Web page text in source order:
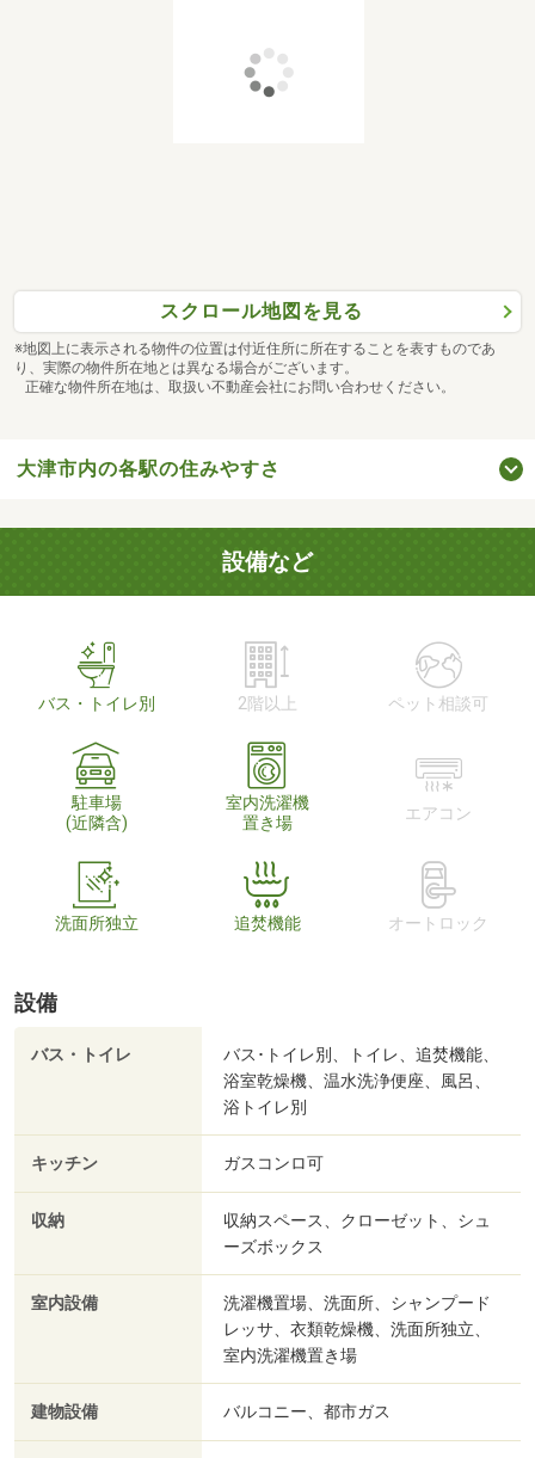
スクロール地図を見る
※地図上に表示される物件の位置は付近住所に所在することを表すものであ
り、実際の物件所在地とは異なる場合がございます。
正確な物件所在地は、取扱い不動産会社にお問い合わせください。
大津市内の各駅の住みやすさ
設備など
バス・トイレ別 2階以上 ペット相談可
駐車場
(近隣含)
室内洗濯機
置き場
エアコン
洗面所独立 追焚機能 オートロック
設備
バス・トイレ
バス･トイレ別、トイレ、追焚機能、
浴室乾燥機、温水洗浄便座、風呂、
浴トイレ別
キッチン ガスコンロ可
収納
収納スペース、クローゼット、シュ
ーズボックス
室内設備
洗濯機置場、洗面所、シャンプード
レッサ、衣類乾燥機、洗面所独立、
室内洗濯機置き場
建物設備 バルコニー、都市ガス